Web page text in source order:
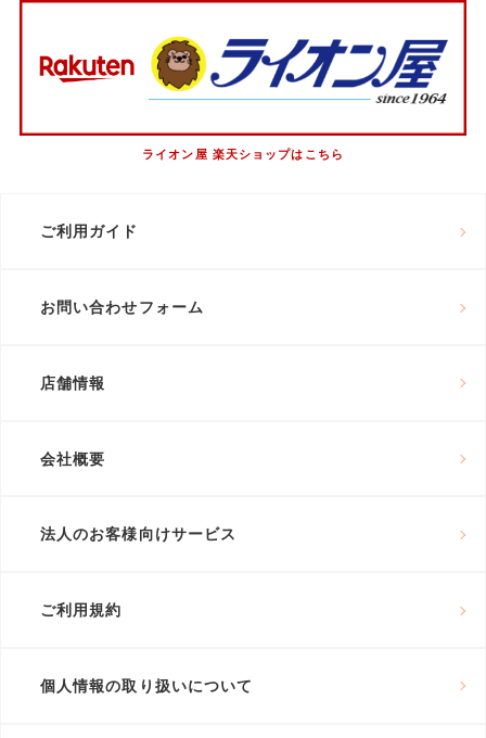
ライオン屋 楽天ショップはこちら
ご利用ガイド
お問い合わせフォーム
店舗情報
会社概要
法人のお客様向けサービス
ご利用規約
個人情報の取り扱いについて